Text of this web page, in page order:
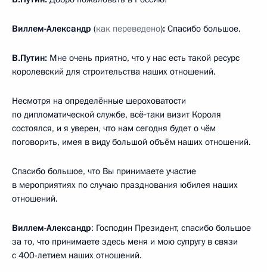
Виллем-Александр (как переведено): Спасибо большое.
В.Путин: Мне очень приятно, что у нас есть такой ресурс
королевский для строительства наших отношений.
Несмотря на определённые шероховатости
по дипломатической службе, всё‑таки визит Короля
состоялся, и я уверен, что нам сегодня будет о чём
поговорить, имея в виду большой объём наших отношений.
Спасибо большое, что Вы принимаете участие
в мероприятиях по случаю празднования юбилея наших
отношений.
Виллем-Александр: Господин Президент, спасибо большое
за то, что принимаете здесь меня и мою супругу в связи
с 400-летием наших отношений.